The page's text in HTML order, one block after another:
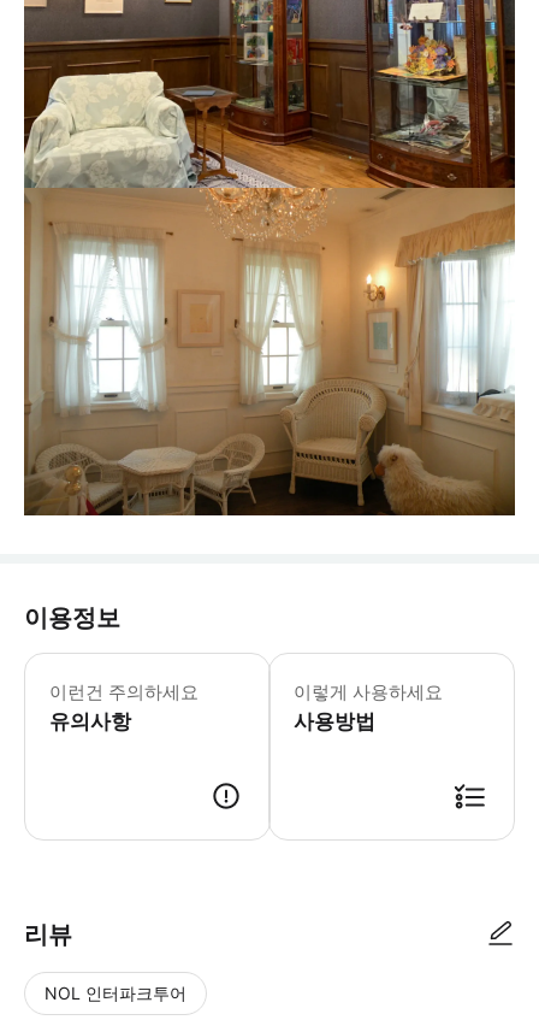
이용정보
이런건 주의하세요
유의사항
입장 마감: 16:30 운영 시간은 사전
* 요 쇼메이 미술관의 상설 전시에서
이렇게 사용하세요
사용방법
리뷰
NOL 인터파크투어